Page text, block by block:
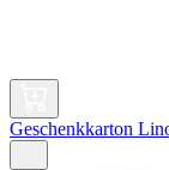
Geschenkkarton